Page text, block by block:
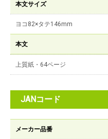
本文サイズ
ヨコ82×タテ146mm
本文
上質紙・64ページ
JANコード
メーカー品番